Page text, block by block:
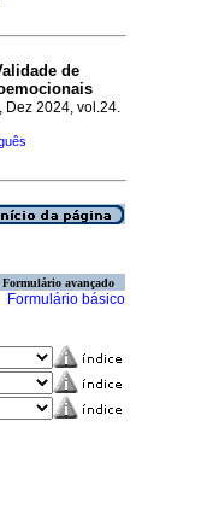
de
, Dez 2024, vol.24.
Formulário avançado
Formulário básico